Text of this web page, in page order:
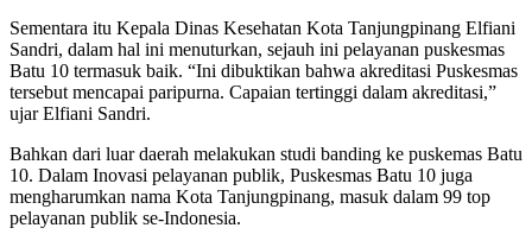
Sementara itu Kepala Dinas Kesehatan Kota Tanjungpinang Elfiani
Sandri, dalam hal ini menuturkan, sejauh ini pelayanan puskesmas
Batu 10 termasuk baik. “Ini dibuktikan bahwa akreditasi Puskesmas
tersebut mencapai paripurna. Capaian tertinggi dalam akreditasi,”
ujar Elfiani Sandri.
Bahkan dari luar daerah melakukan studi banding ke puskemas Batu
10. Dalam Inovasi pelayanan publik, Puskesmas Batu 10 juga
mengharumkan nama Kota Tanjungpinang, masuk dalam 99 top
pelayanan publik se-Indonesia.